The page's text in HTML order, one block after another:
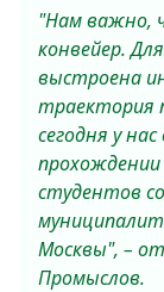
"Нам важно,
конвейер.
выстроена
траектория
сегодня у
студентов
Москвы", –
Промыслов.